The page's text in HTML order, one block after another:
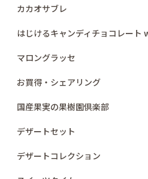
マロングラッセ
カカオサブレ
はじけるキャンディチョコレート
マロングラッセ
お買得・シェアリング
国産果実の果樹園倶楽部
デザートセット
デザートコレクション